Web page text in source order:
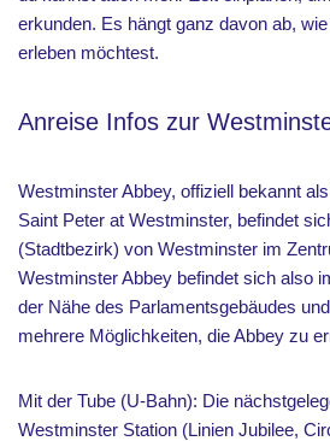
erkunden. Es hängt ganz davon ab,
erleben möchtest.
Anreise Infos zur
Westminster Abbey, offiziell bekannt
Saint Peter at Westminster, befindet
(Stadtbezirk) von Westminster im
Westminster Abbey befindet sich also
der Nähe des Parlamentsgebäudes
mehrere Möglichkeiten, die Abbey zu
Mit der Tube (U-Bahn): Die
Westminster Station (Linien Jubilee,